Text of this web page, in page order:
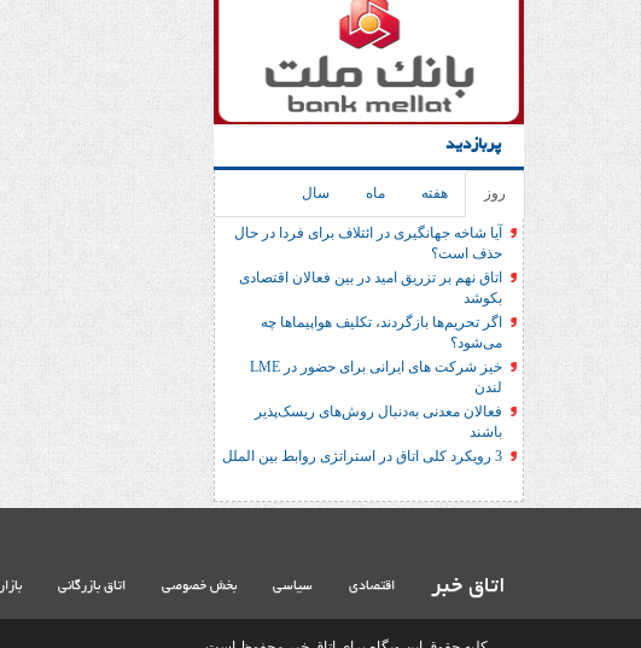
پربازدید
روز هفته ماه سال
آیا شاخه جهانگیری در ائتلاف برای فردا در حال
حذف است؟
اتاق نهم بر تزریق امید در بین فعالان اقتصادی
بکوشد
اگر تحریم‌ها بازگردند، تکلیف هواپیماها چه
می‌شود؟
خیز شرکت های ایرانی برای حضور در LME
لندن
فعالان معدنی به‌دنبال روش‌های ریسک‌پذیر
باشند
3 رویکرد کلی اتاق در استراتژی روابط بین الملل
اتاق خبر اقتصادی سیاسی بخش خصوصی اتاق بازرگانی بازار